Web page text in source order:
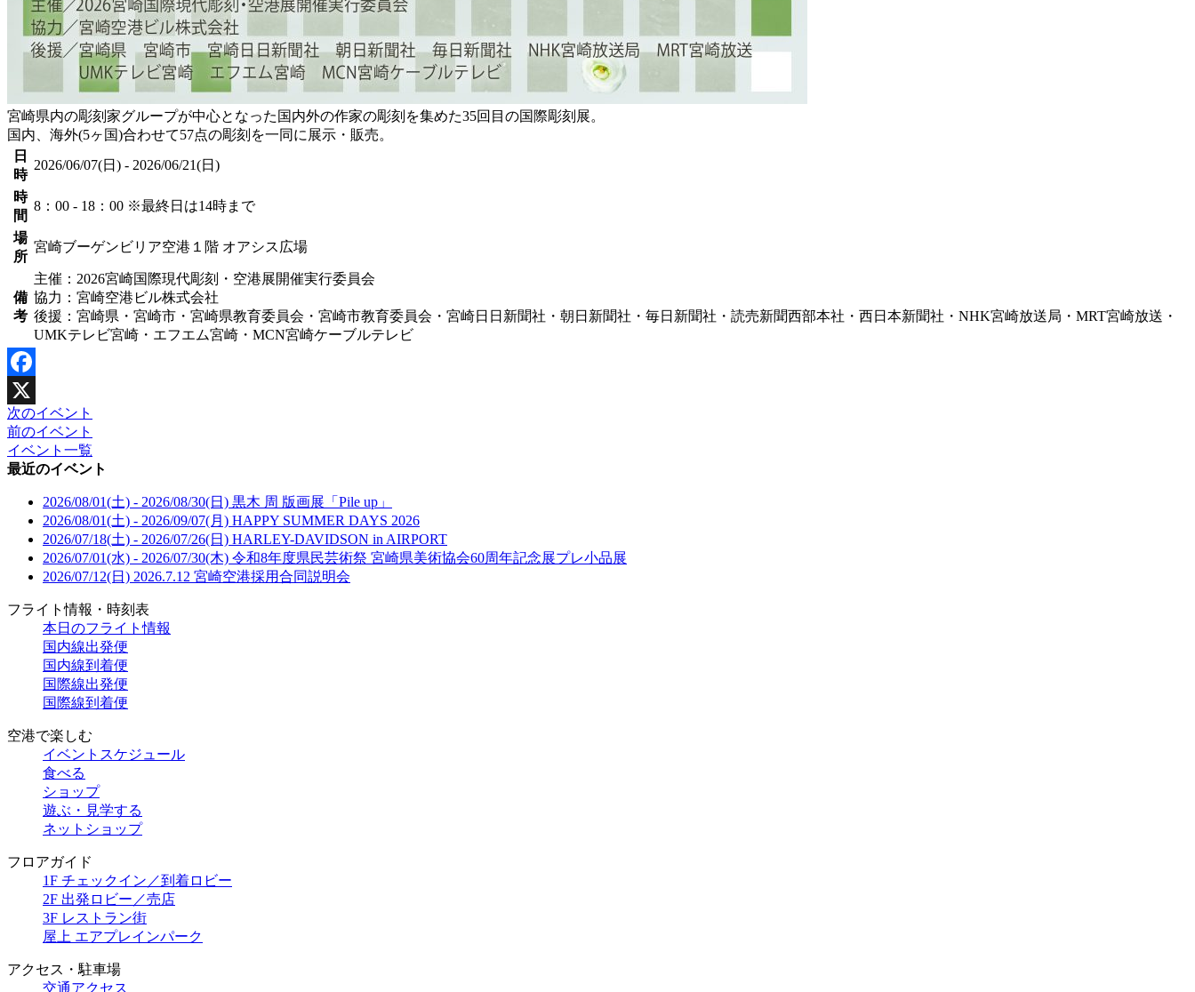
宮崎県内の彫刻家グループが中心となった国内外の作家の彫刻を集めた35回目の国際彫刻展。
国内、海外(5ヶ国)合わせて57点の彫刻を一同に展示・販売。
日
時
2026/06/07(日) - 2026/06/21(日)
時
間
8：00 - 18：00 ※最終日は14時まで
場
所
宮崎ブーゲンビリア空港１階 オアシス広場
備
考
主催：2026宮崎国際現代彫刻・空港展開催実行委員会
協力：宮崎空港ビル株式会社
後援：宮崎県・宮崎市・宮崎県教育委員会・宮崎市教育委員会・宮崎日日新聞社・朝日新聞社・毎日新聞社・読売新聞西部本社・西日本新聞社・NHK宮崎放送局・MRT宮崎放送・
UMKテレビ宮崎・エフエム宮崎・MCN宮崎ケーブルテレビ
Facebook
X
次のイベント
前のイベント
イベント一覧
最近のイベント
2026/08/01(土) - 2026/08/30(日) 黒木 周 版画展「Pile up」
2026/08/01(土) - 2026/09/07(月) HAPPY SUMMER DAYS 2026
2026/07/18(土) - 2026/07/26(日) HARLEY-DAVIDSON in AIRPORT
2026/07/01(水) - 2026/07/30(木) 令和8年度県民芸術祭 宮崎県美術協会60周年記念展プレ小品展
2026/07/12(日) 2026.7.12 宮崎空港採用合同説明会
フライト情報・時刻表
本日のフライト情報
国内線出発便
国内線到着便
国際線出発便
国際線到着便
空港で楽しむ
イベントスケジュール
食べる
ショップ
遊ぶ・見学する
ネットショップ
フロアガイド
1F チェックイン／到着ロビー
2F 出発ロビー／売店
3F レストラン街
屋上 エアプレインパーク
アクセス・駐車場
交通アクセス